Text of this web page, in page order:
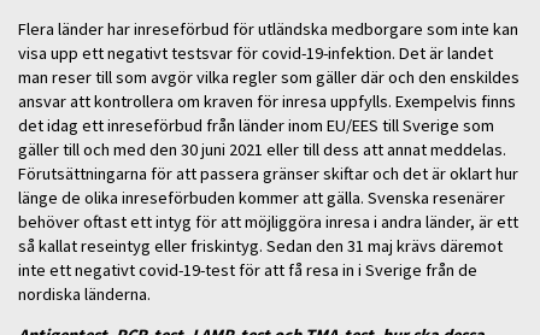
Flera länder har inreseförbud för utländska medborgare som inte kan
visa upp ett negativt testsvar för covid-19-infektion. Det är landet
man reser till som avgör vilka regler som gäller där och den enskildes
ansvar att kontrollera om kraven för inresa uppfylls. Exempelvis finns
det idag ett inreseförbud från länder inom EU/EES till Sverige som
gäller till och med den 30 juni 2021 eller till dess att annat meddelas.
Förutsättningarna för att passera gränser skiftar och det är oklart hur
länge de olika inreseförbuden kommer att gälla. Svenska resenärer
behöver oftast ett intyg för att möjliggöra inresa i andra länder, är ett
så kallat reseintyg eller friskintyg. Sedan den 31 maj krävs däremot
inte ett negativt covid-19-test för att få resa in i Sverige från de
nordiska länderna.